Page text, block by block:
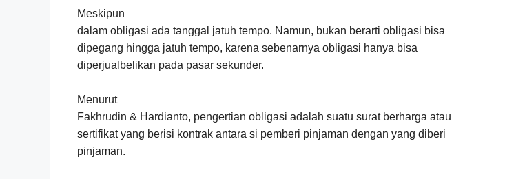
Meskipun
dalam obligasi ada tanggal jatuh tempo. Namun, bukan berarti obligasi bisa
dipegang hingga jatuh tempo, karena sebenarnya obligasi hanya bisa
diperjualbelikan pada pasar sekunder.
Menurut
Fakhrudin & Hardianto, pengertian obligasi adalah suatu surat berharga atau
sertifikat yang berisi kontrak antara si pemberi pinjaman dengan yang diberi
pinjaman.